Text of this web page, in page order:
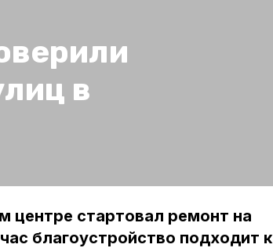
в
центре стартовал ремонт на
благоустройство подходит к